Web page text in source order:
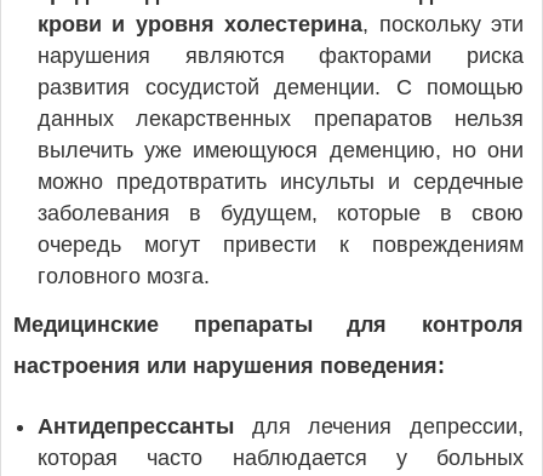
крови и уровня холестерина, поскольку эти
нарушения являются факторами риска
развития сосудистой деменции. С помощью
данных лекарственных препаратов нельзя
вылечить уже имеющуюся деменцию, но они
можно предотвратить инсульты и сердечные
заболевания в будущем, которые в свою
очередь могут привести к повреждениям
головного мозга.
Медицинские препараты для контроля
настроения или нарушения поведения:
Антидепрессанты для лечения депрессии,
которая часто наблюдается у больных